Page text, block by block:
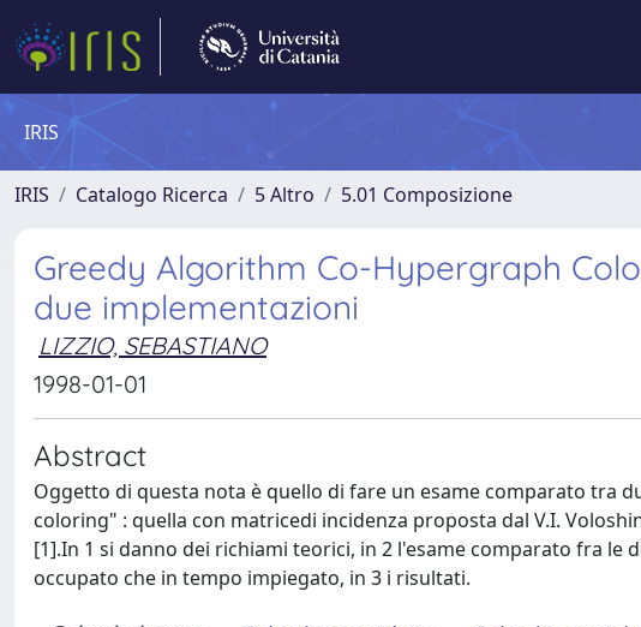
IRIS
IRIS Catalogo Ricerca 5 Altro 5.01 Composizione
Greedy Algorithm Co-Hypergraph
due implementazioni
LIZZIO, SEBASTIANO
1998-01-01
Abstract
Oggetto di questa nota è quello di fare un esame comparato tra
coloring" : quella con matricedi incidenza proposta dal V.I.
[1].In 1 si danno dei richiami teorici, in 2 l'esame comparato fra
occupato che in tempo impiegato, in 3 i risultati.